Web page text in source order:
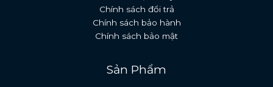
Chính sách đổi trả
Chính sách bảo hành
Chính sách bảo mật
Sản Phẩm